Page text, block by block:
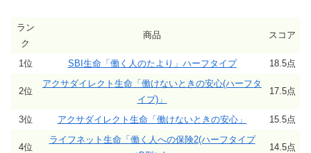
ラン
ク
商品 スコア
1位 SBI生命「働く人のたより」ハーフタイプ 18.5点
2位
アクサダイレクト生命「働けないときの安心(ハーフタ
イプ)」
17.5点
3位 アクサダイレクト生命「働けないときの安心」 15.5点
4位
ライフネット生命「働く人への保険2(ハーフタイプ
14.5点